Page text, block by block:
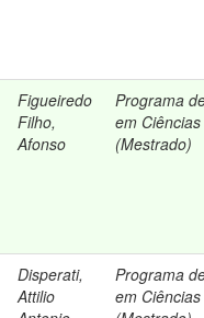
Figueiredo
Filho,
Afonso
Programa
em
(Mestrado)
Disperati,
Attilio
Programa
em